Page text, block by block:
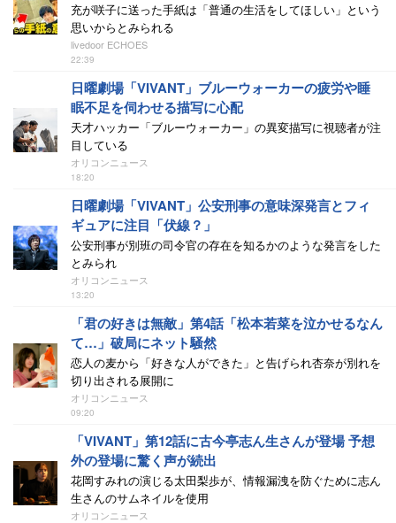
充が咲子に送った手紙は「普通の生活をしてほしい」という
思いからとみられる
livedoor ECHOES
22:39
日曜劇場「VIVANT」ブルーウォーカーの疲労や睡
眠不足を伺わせる描写に心配
天才ハッカー「ブルーウォーカー」の異変描写に視聴者が注
目している
オリコンニュース
18:20
日曜劇場「VIVANT」公安刑事の意味深発言とフィ
ギュアに注目「伏線？」
公安刑事が別班の司令官の存在を知るかのような発言をした
とみられ
オリコンニュース
13:20
「君の好きは無敵」第4話「松本若菜を泣かせるなん
て…」破局にネット騒然
恋人の麦から「好きな人ができた」と告げられ杏奈が別れを
切り出される展開に
オリコンニュース
09:20
「VIVANT」第12話に古今亭志ん生さんが登場 予想
外の登場に驚く声が続出
花岡すみれの演じる太田梨歩が、情報漏洩を防ぐために志ん
生さんのサムネイルを使用
オリコンニュース